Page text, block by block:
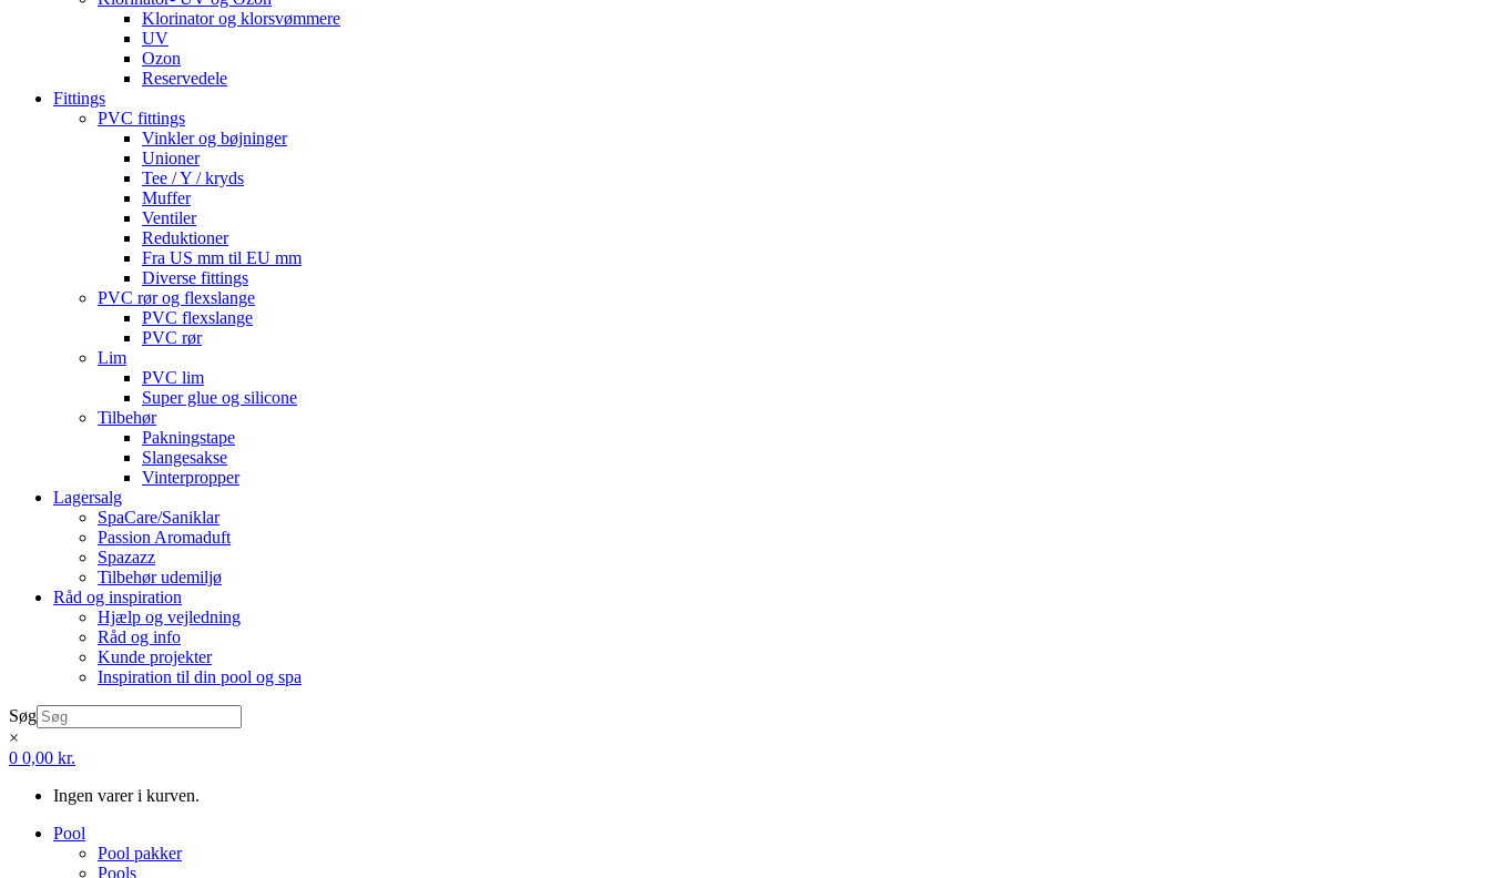
Klorinator og klorsvømmere
UV
Ozon
Reservedele
Fittings
PVC fittings
Vinkler og bøjninger
Unioner
Tee / Y / kryds
Muffer
Ventiler
Reduktioner
Fra US mm til EU mm
Diverse fittings
PVC rør og flexslange
PVC flexslange
PVC rør
Lim
PVC lim
Super glue og silicone
Tilbehør
Pakningstape
Slangesakse
Vinterpropper
Lagersalg
SpaCare/Saniklar
Passion Aromaduft
Spazazz
Tilbehør udemiljø
Råd og inspiration
Hjælp og vejledning
Råd og info
Kunde projekter
Inspiration til din pool og spa
Søg
×
0 0,00 kr.
Ingen varer i kurven.
Pool
Pool pakker
Pools